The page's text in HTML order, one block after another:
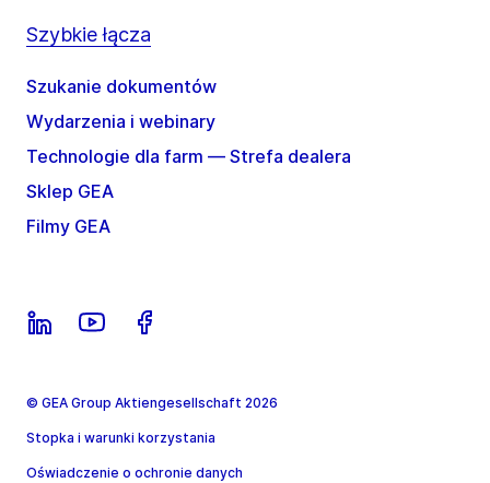
Szybkie łącza
Szukanie dokumentów
Wydarzenia i webinary
Technologie dla farm — Strefa dealera
Sklep GEA
Filmy GEA
© GEA Group Aktiengesellschaft 2026
Stopka i warunki korzystania
Oświadczenie o ochronie danych